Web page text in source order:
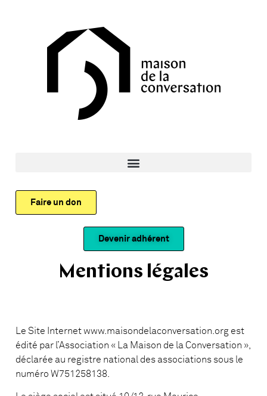
Faire un don
Devenir adhérent
Mentions légales
Le Site Internet www.maisondelaconversation.org est
édité par l’Association « La Maison de la Conversation »,
déclarée au registre national des associations sous le
numéro W751258138.